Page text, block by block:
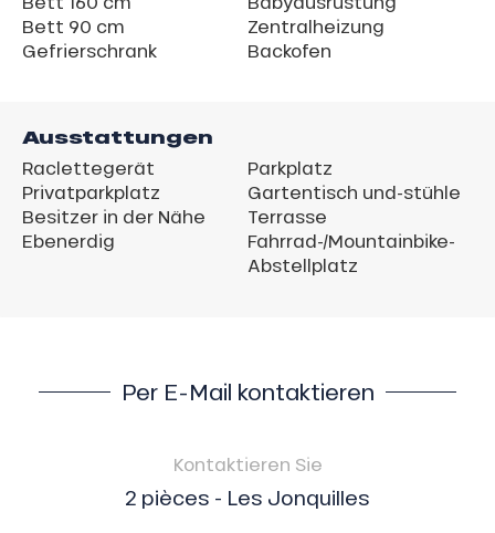
Bett 90 cm
Gefrierschrank
Zentralheizung
Backofen
Ausstattungen
Raclettegerät
Privatparkplatz
Besitzer in der Nähe
Ebenerdig
Parkplatz
Gartentisch und-stühle
Terrasse
Fahrrad-/Mountainbike-
Abstellplatz
Per E-Mail kontaktieren
Kontaktieren Sie
2 pièces - Les Jonquilles